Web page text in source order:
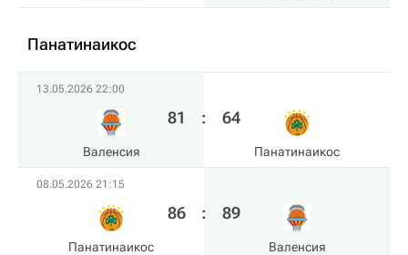
Панатинаикос
13.05.2026 22:00
Валенсия
81 : 64
Панатинаикос
08.05.2026 21:15
Панатинаикос
86 : 89
Валенсия